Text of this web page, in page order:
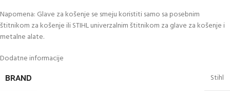
Napomena: Glave za košenje se smeju koristiti samo sa posebnim
štitnikom za košenje ili STIHL univerzalnim štitnikom za glave za košenje i
metalne alate.
Dodatne informacije
BRAND
Stihl